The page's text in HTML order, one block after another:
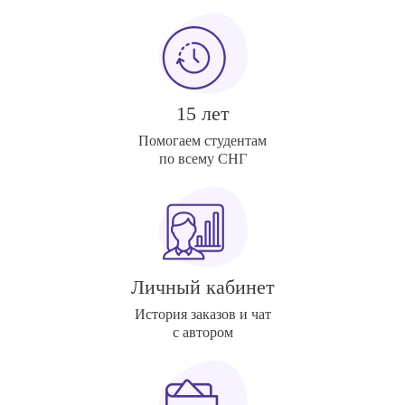
15 лет
Помогаем студентам
по всему СНГ
Личный кабинет
История заказов и чат
с автором